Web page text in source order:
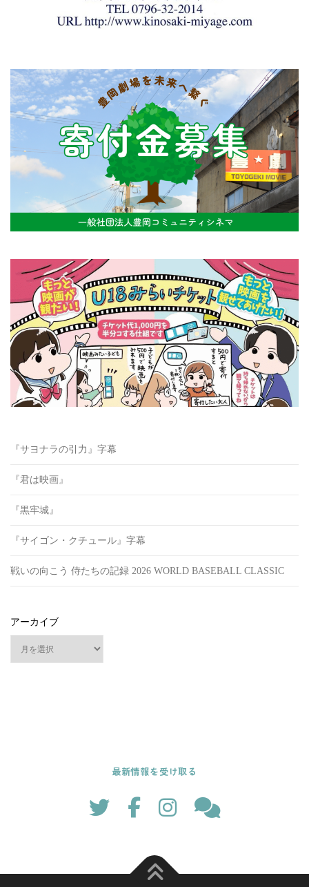
『サヨナラの引力』字幕
『君は映画』
『黒牢城』
『サイゴン・クチュール』字幕
戦いの向こう 侍たちの記録 2026 WORLD BASEBALL CLASSIC
アーカイブ
最新情報を受け取る